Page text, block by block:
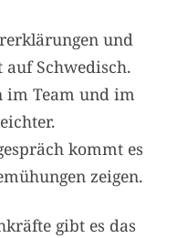
und
auf Schwedisch.
im Team und im
kommt es
zeigen.
gibt es das